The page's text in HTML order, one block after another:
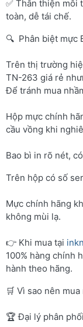
✅ Thân thiện môi
toàn, dễ tái chế.
🔍 Phân biệt mực
Trên thị trường
TN-263 giá rẻ
Để tránh mua
Hộp mực chính
cầu vồng khi
Bao bì in rõ nét,
Trên hộp có số
Mực chính hãng
không mùi lạ.
👉 Khi mua tại
100% hàng chính
hành theo hãng.
🛒 Vì sao nên
🏆 Đại lý phân